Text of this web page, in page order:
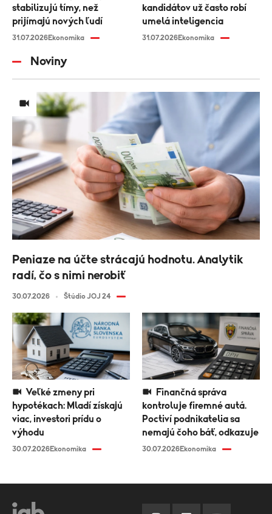
stabilizujú tímy, než
prijímajú nových ľudí
31.07.2026Ekonomika
kandidátov už často robí
umelá inteligencia
31.07.2026Ekonomika
Noviny
hypotékach: Mladí získajú
viac, investori prídu o
výhodu
30.07.2026Ekonomika
kontroluje firemné autá.
Poctiví podnikatelia sa
nemajú čoho báť, odkazuje
30.07.2026Ekonomika
Peniaze na účte strácajú hodnotu. Analytik
radí, čo s nimi nerobiť
30.07.2026 Štúdio JOJ 24